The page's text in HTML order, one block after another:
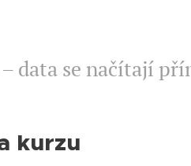
data se načítají
kurzu